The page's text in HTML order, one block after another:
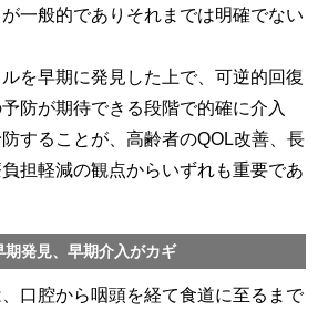
一般的でありそれまでは明確でない
を早期に発見した上で、可逆的回復
防が期待できる段階で的確に介入
することが、高齢者のQOL改善、長
担軽減の観点からいずれも重要であ
発見、早期介入がカギ
口腔から咽頭を経て食道に至るまで